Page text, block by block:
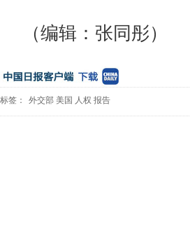
（编辑：张同彤）
标签： 外交部 美国 人权 报告